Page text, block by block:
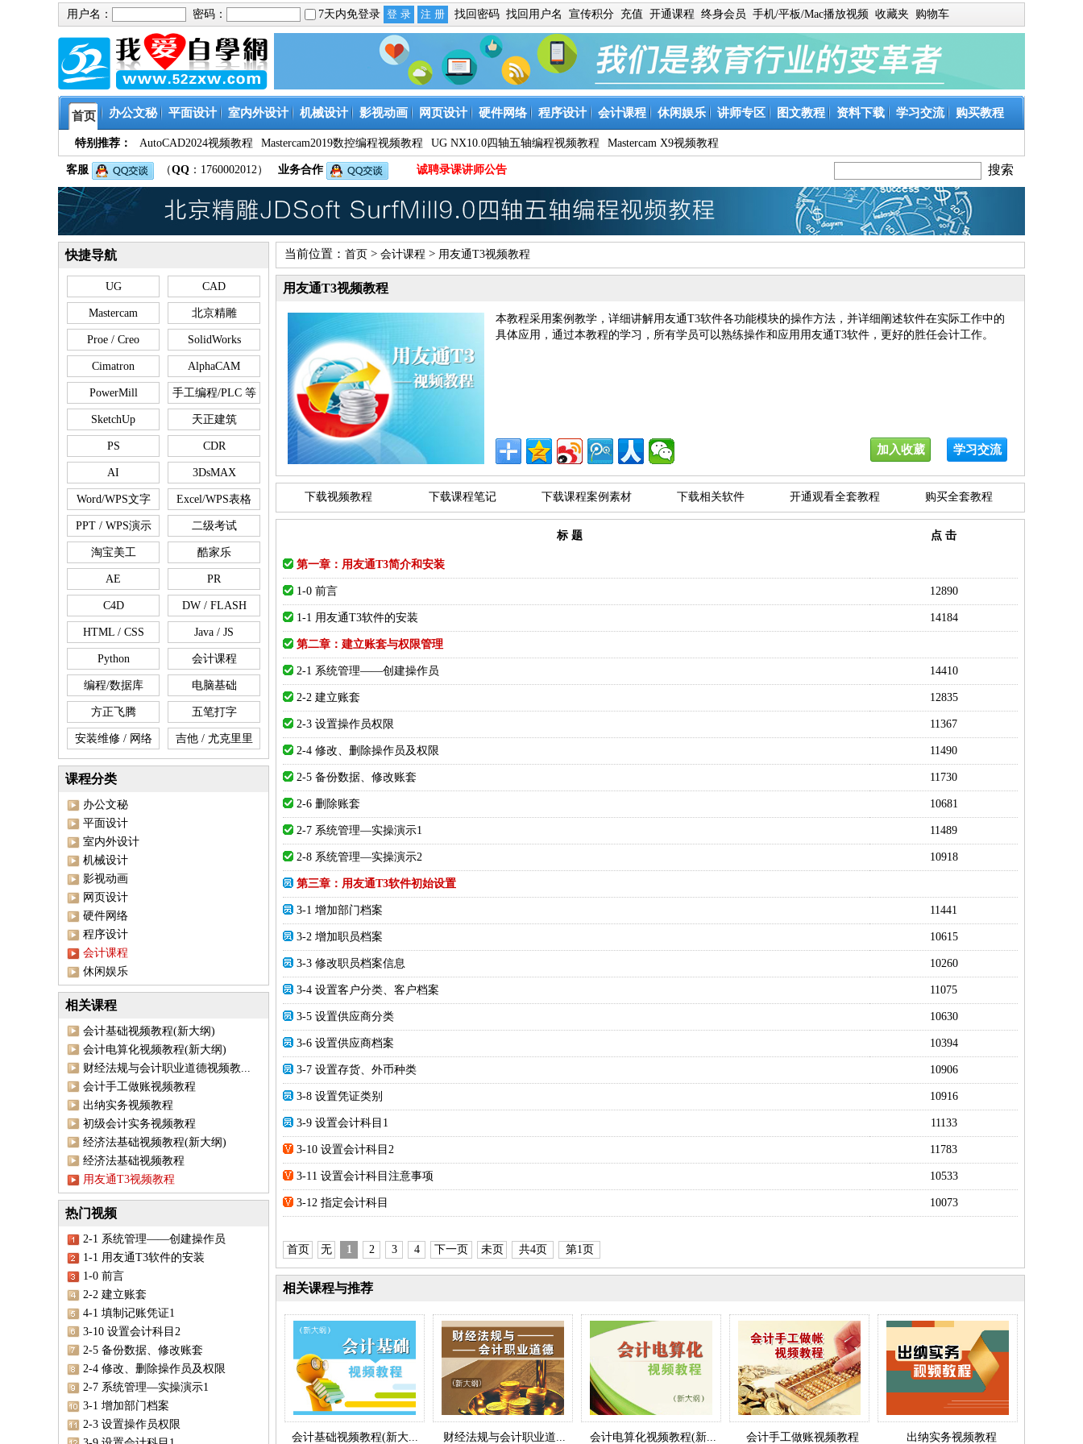
用户名： 密码： 7天内免登录 找回密码 找回用户名 宣传积分 充值 开通课程 终身会员 手机/平板/Mac播放视频 收藏夹 购物车
首页 办公文秘 平面设计 室内外设计 机械设计 影视动画 网页设计 硬件网络 程序设计 会计课程 休闲娱乐 讲师专区 图文教程 资料下载 学习交流 购买教程
特别推荐： AutoCAD2024视频教程 Mastercam2019数控编程视频教程 UG NX10.0四轴五轴编程视频教程 Mastercam X9视频教程
客服 （QQ ：1760002012） 业务合作 诚聘录课讲师公告
快捷导航
UG CAD
Mastercam 北京精雕
Proe / Creo SolidWorks
Cimatron AlphaCAM
PowerMill 手工编程/PLC 等
SketchUp 天正建筑
PS CDR
AI 3DsMAX
Word/WPS文字 Excel/WPS表格
PPT / WPS演示 二级考试
淘宝美工 酷家乐
AE PR
C4D DW / FLASH
HTML / CSS Java / JS
Python 会计课程
编程/数据库 电脑基础
方正飞腾 五笔打字
安装维修 / 网络 吉他 / 尤克里里
课程分类
办公文秘
平面设计
室内外设计
机械设计
影视动画
网页设计
硬件网络
程序设计
会计课程
休闲娱乐
相关课程
会计基础视频教程(新大纲)
会计电算化视频教程(新大纲)
财经法规与会计职业道德视频教...
会计手工做账视频教程
出纳实务视频教程
初级会计实务视频教程
经济法基础视频教程(新大纲)
经济法基础视频教程
用友通T3视频教程
热门视频
2-1 系统管理——创建操作员
1-1 用友通T3软件的安装
1-0 前言
2-2 建立账套
4-1 填制记账凭证1
3-10 设置会计科目2
2-5 备份数据、修改账套
2-4 修改、删除操作员及权限
2-7 系统管理—实操演示1
3-1 增加部门档案
2-3 设置操作员权限
当前位置： 首页 > 会计课程 > 用友通T3视频教程
用友通T3视频教程
本教程采用案例教学，详细讲解用友通T3软件各功能模块的操作方法，并详细阐述软件在实际工作中的
具体应用，通过本教程的学习，所有学员可以熟练操作和应用用友通T3软件，更好的胜任会计工作。
学习交流
加入收葳
下载视频教程 下载课程笔记 下载课程案例素材 下载相关软件 开通观看全套教程 购买全套教程
标 题 点 击
第一章：用友通T3简介和安装
1-0 前言 12890
1-1 用友通T3软件的安装 14184
第二章：建立账套与权限管理
2-1 系统管理——创建操作员 14410
2-2 建立账套 12835
2-3 设置操作员权限 11367
2-4 修改、删除操作员及权限 11490
2-5 备份数据、修改账套 11730
2-6 删除账套 10681
2-7 系统管理—实操演示1 11489
2-8 系统管理—实操演示2 10918
第三章：用友通T3软件初始设置
3-1 增加部门档案 11441
3-2 增加职员档案 10615
3-3 修改职员档案信息 10260
3-4 设置客户分类、客户档案 11075
3-5 设置供应商分类 10630
3-6 设置供应商档案 10394
3-7 设置存货、外币种类 10906
3-8 设置凭证类别 10916
3-9 设置会计科目1 11133
3-10 设置会计科目2 11783
3-11 设置会计科目注意事项 10533
3-12 指定会计科目 10073
首页 无 1 2 3 4 下一页 未页 共4页 第1页
相关课程与推荐
会计基础视频教程(新大... 财经法规与会计职业道... 会计电算化视频教程(新... 会计手工做账视频教程 出纳实务视频教程